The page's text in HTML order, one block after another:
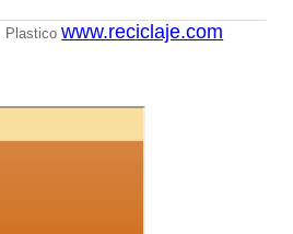
Plasticowww.reciclaje.com